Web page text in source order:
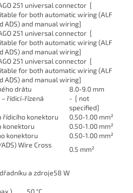
251 universal connector [
for both automatic wiring (ALF
ADS) and manual wiring]
251 universal connector [
for both automatic wiring (ALF
ADS) and manual wiring]
251 universal connector [
for both automatic wiring (ALF
ADS) and manual wiring]
drátu
8.0-9.0 mm
řídicí-řízená
- [ not
specified]
řídicího konektoru
0.50-1.00 mm²
konektoru
0.50-1.00 mm²
konektoru
0.50-1.00 mm²
Wire Cross
0.5 mm²
a zdroje58 W
50 °C